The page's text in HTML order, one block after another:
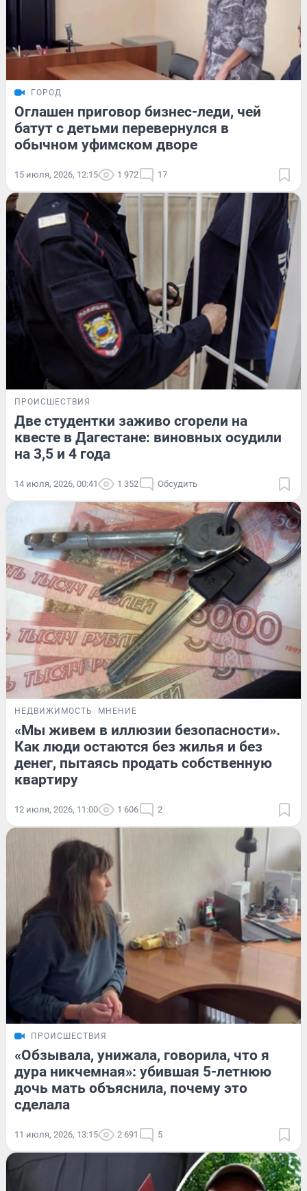
ГОРОД
Оглашен приговор бизнес-леди, чей
батут с детьми перевернулся в
обычном уфимском дворе
15 июля, 2026, 12:15 1 972 17
ПРОИСШЕСТВИЯ
Две студентки заживо сгорели на
квесте в Дагестане: виновных осудили
на 3,5 и 4 года
14 июля, 2026, 00:41 1 352 Обсудить
НЕДВИЖИМОСТЬ МНЕНИЕ
«Мы живем в иллюзии безопасности».
Как люди остаются без жилья и без
денег, пытаясь продать собственную
квартиру
12 июля, 2026, 11:00 1 606 2
ПРОИСШЕСТВИЯ
«Обзывала, унижала, говорила, что я
дура никчемная»: убившая 5-летнюю
дочь мать объяснила, почему это
сделала
11 июля, 2026, 13:15 2 691 5